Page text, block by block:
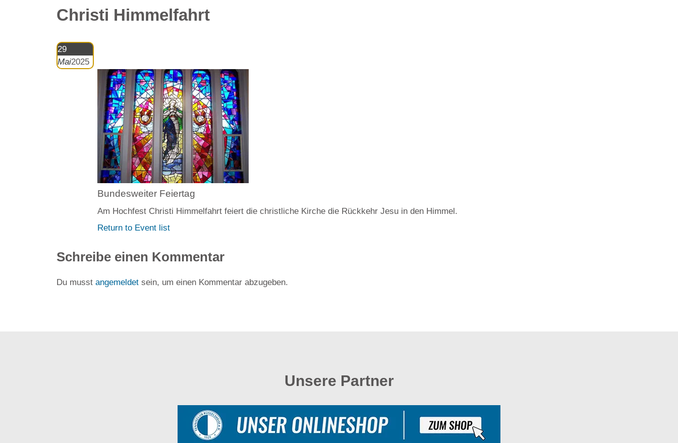
Christi Himmelfahrt
29
Mai2025
Bundesweiter Feiertag
Am Hochfest Christi Himmelfahrt feiert die christliche Kirche die Rückkehr Jesu in den Himmel.
Return to Event list
Schreibe einen Kommentar
Du musst angemeldet sein, um einen Kommentar abzugeben.
Unsere Partner